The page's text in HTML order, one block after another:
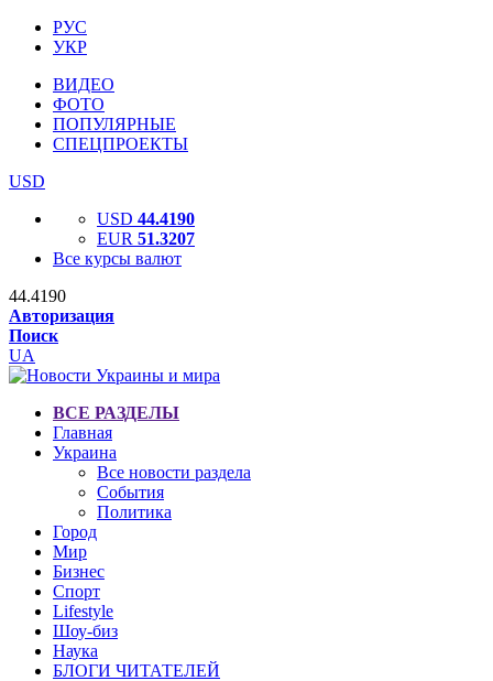
РУС
УКР
ВИДЕО
ФОТО
ПОПУЛЯРНЫЕ
СПЕЦПРОЕКТЫ
USD
USD 44.4190
EUR 51.3207
Все курсы валют
44.4190
Авторизация
Поиск
UA
ВСЕ РАЗДЕЛЫ
Главная
Украина
Все новости раздела
События
Политика
Город
Мир
Бизнес
Спорт
Lifestyle
Шоу-биз
Наука
БЛОГИ ЧИТАТЕЛЕЙ